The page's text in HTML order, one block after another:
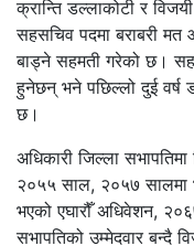
क्रान्ति डल्लाकोटी र
सहसचिव पदमा बराबरी मत
बाड्ने सहमती गरेको छ।
हुनेछन् भने पछिल्लो दुई वर्ष
छ।
अधिकारी जिल्ला
२०५५ साल, २०५७ सालमा
भएको एघारौँ अधिवेशन,
सभापतिको उम्मेदवार बन्दै